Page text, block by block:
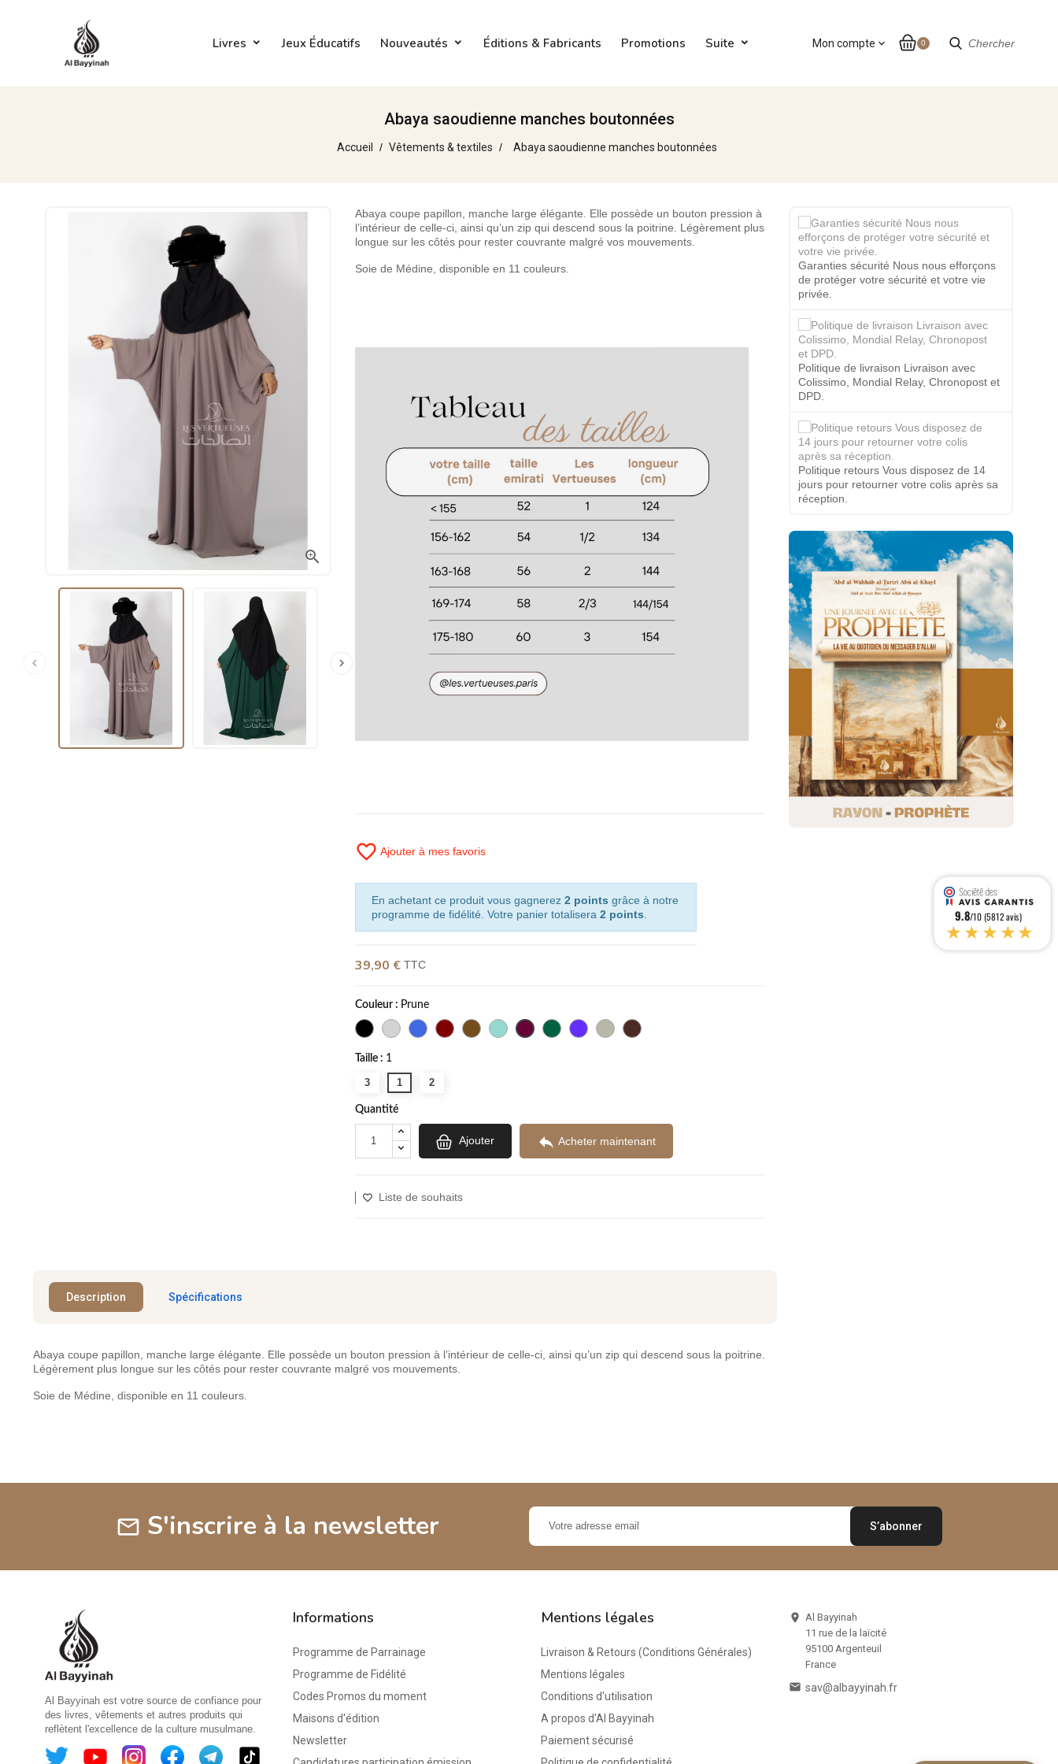
Chercher
Livres Jeux Éducatifs Nouveautés Éditions & Fabricants Promotions Suite 0
Mon compte expand_more
Abaya saoudienne manches boutonnées
Accueil Vêtements & textiles Abaya saoudienne manches boutonnées

 
Abaya coupe papillon, manche large élégante. Elle possède un bouton pression à
l’intérieur de celle-ci, ainsi qu’un zip qui descend sous la poitrine. Légèrement plus
longue sur les côtés pour rester couvrante malgré vos mouvements.
Soie de Médine, disponible en 11 couleurs.
favorite_border Ajouter à mes favoris
En achetant ce produit vous gagnerez 2 points grâce à notre
programme de fidélité. Votre panier totalisera 2 points
39,90 €TTC
Couleur : Prune
Taille : 1
3 1 2
Quantité
Ajouter  Acheter maintenant
Liste de souhaits
Description Spécifications
Abaya coupe papillon, manche large élégante. Elle possède un bouton pression à l’intérieur de celle-ci, ainsi qu’un zip qui descend sous la poitrine.
Légèrement plus longue sur les côtés pour rester couvrante malgré vos mouvements.
Soie de Médine, disponible en 11 couleurs.
Garanties sécurité Nous nous efforçons
de protéger votre sécurité et votre vie
privée.
Politique de livraison Livraison avec
Colissimo, Mondial Relay, Chronopost et
DPD.
Politique retours Vous disposez de 14
jours pour retourner votre colis après sa
réception.
mail S'inscrire à la newsletter
Al Bayyinah est votre source de confiance pour
des livres, vêtements et autres produits qui
reflètent l'excellence de la culture musulmane.
Informations
Programme de Parrainage
Programme de Fidélité
Codes Promos du moment
Maisons d'édition
Newsletter
Mentions légales
Livraison & Retours (Conditions Générales)
Mentions légales
Conditions d'utilisation
A propos d'Al Bayyinah
Paiement sécurisé
 Al Bayyinah
11 rue de la laïcité
95100 Argenteuil
France
 sav@albayyinah.fr
9.8/10 (5812 avis)
★★★★★